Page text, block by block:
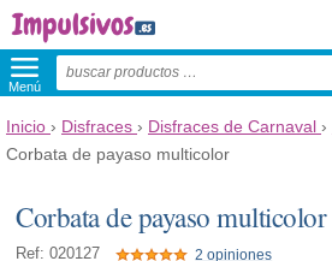
Menú
Inicio › Disfraces › Disfraces de Carnaval ›
Corbata de payaso multicolor
Corbata de payaso multicolor
Ref: 020127 2 opiniones